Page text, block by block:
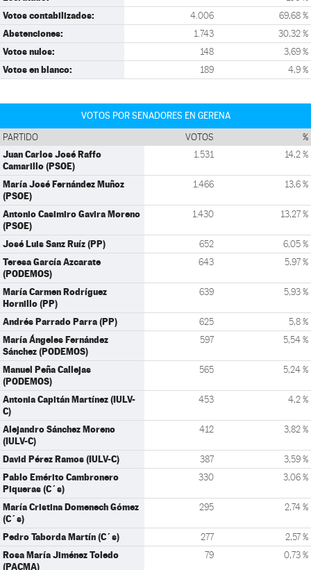
Votos contabilizados: 4.006 69,68 %
Abstenciones: 1.743 30,32 %
Votos nulos: 148 3,69 %
Votos en blanco: 189 4,9 %
VOTOS POR SENADORES EN GERENA
PARTIDO VOTOS %
Juan Carlos José Raffo
Camarillo (PSOE)
1.531 14,2 %
María José Fernández Muñoz
(PSOE)
1.466 13,6 %
Antonio Casimiro Gavira Moreno
(PSOE)
1.430 13,27 %
José Luis Sanz Ruíz (PP) 652 6,05 %
Teresa García Azcarate
(PODEMOS)
643 5,97 %
María Carmen Rodríguez
Hornillo (PP)
639 5,93 %
Andrés Parrado Parra (PP) 625 5,8 %
María Ángeles Fernández
Sánchez (PODEMOS)
597 5,54 %
Manuel Peña Callejas
(PODEMOS)
565 5,24 %
Antonia Capitán Martínez (IULV-
C)
453 4,2 %
Alejandro Sánchez Moreno
(IULV-C)
412 3,82 %
David Pérez Ramos (IULV-C) 387 3,59 %
Pablo Emérito Cambronero
Piqueras (C´s)
330 3,06 %
María Cristina Domenech Gómez
(C´s)
295 2,74 %
Pedro Taborda Martín (C´s) 277 2,57 %
Rosa María Jiménez Toledo
(PACMA)
79 0,73 %